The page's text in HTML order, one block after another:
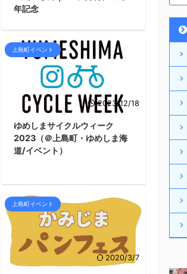
年記念
上島町イベント
2023/12/18
ゆめしまサイクルウィーク
2023（＠上島町・ゆめしま海
道/イベント）
上島町イベント
2020/3/7